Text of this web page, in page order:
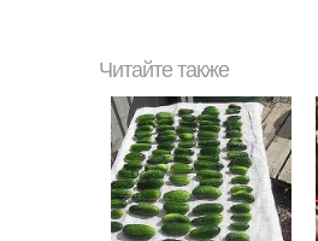
Читайте также